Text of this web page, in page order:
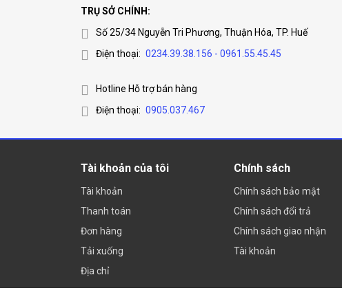
TRỤ SỞ CHÍNH:
Số 25/34 Nguyễn Tri Phương, Thuận Hóa, TP. Huế
Điện thoại: 0234.39.38.156 - 0961.55.45.45
Hotline Hỗ trợ bán hàng
Điện thoại: 0905.037.467
Tài khoản của tôi
Tài khoản
Thanh toán
Đơn hàng
Tải xuống
Địa chỉ
Chính sách
Chính sách bảo mật
Chính sách đổi trả
Chính sách giao nhận
Tài khoản